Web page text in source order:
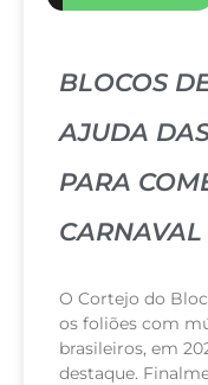
BLOCOS
AJUDA
PARA
CARNAVAL
O Cortejo do
os foliões com
brasileiros, em
destaque.